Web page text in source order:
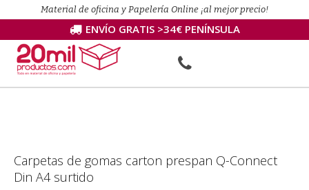
Material de oficina y Papelería Online ¡al mejor precio!
ENVÍO GRATIS >34€ PENÍNSULA
Carpetas de gomas carton prespan Q-Connect
Din A4 surtido